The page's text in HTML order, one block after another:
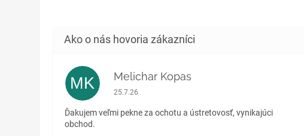
MK Melichar Kopas
Hodnotenie obchodu je 5 z 5 hviezdičiek.
25.7.26
Ďakujem veľmi pekne za ochotu a ústretovosť, vynikajúci
obchod.